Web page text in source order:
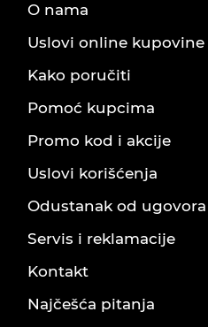
O nama
Uslovi online kupovine
Kako poručiti
Pomoć kupcima
Promo kod i akcije
Uslovi korišćenja
Odustanak od ugovora
Servis i reklamacije
Kontakt
Najčešća pitanja